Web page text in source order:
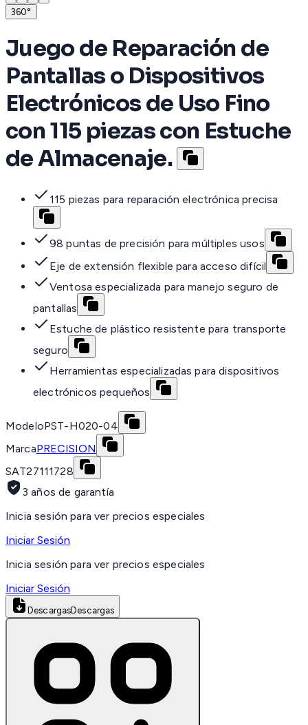
360°
Juego de Reparación de
Pantallas o Dispositivos
Electrónicos de Uso Fino
con 115 piezas con Estuche
de Almacenaje.
115 piezas para reparación electrónica precisa
98 puntas de precisión para múltiples usos
Eje de extensión flexible para acceso difícil
Ventosa especializada para manejo seguro de
pantallas
Estuche de plástico resistente para transporte
seguro
Herramientas especializadas para dispositivos
electrónicos pequeños
ModeloPST-H020-04
MarcaPRECISION
SAT27111728
3 años de garantía
Inicia sesión para ver precios especiales
Iniciar Sesión
Inicia sesión para ver precios especiales
Iniciar Sesión
DescargasDescargas